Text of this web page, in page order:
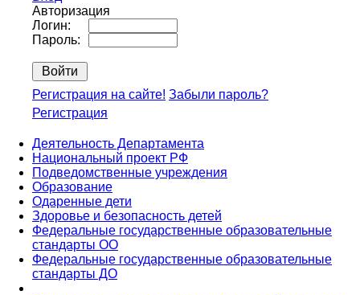
Авторизация
Логин:
Пароль:
Регистрация на сайте! Забыли пароль?
Регистрация
Деятельность Департамента
Национальный проект РФ
Подведомственные учреждения
Образование
Одаренные дети
Здоровье и безопасность детей
Федеральные государственные образовательные
стандарты ОО
Федеральные государственные образовательные
стандарты ДО